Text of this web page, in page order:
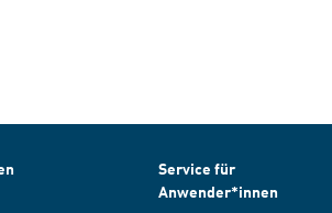
Service für
Anwender*innen